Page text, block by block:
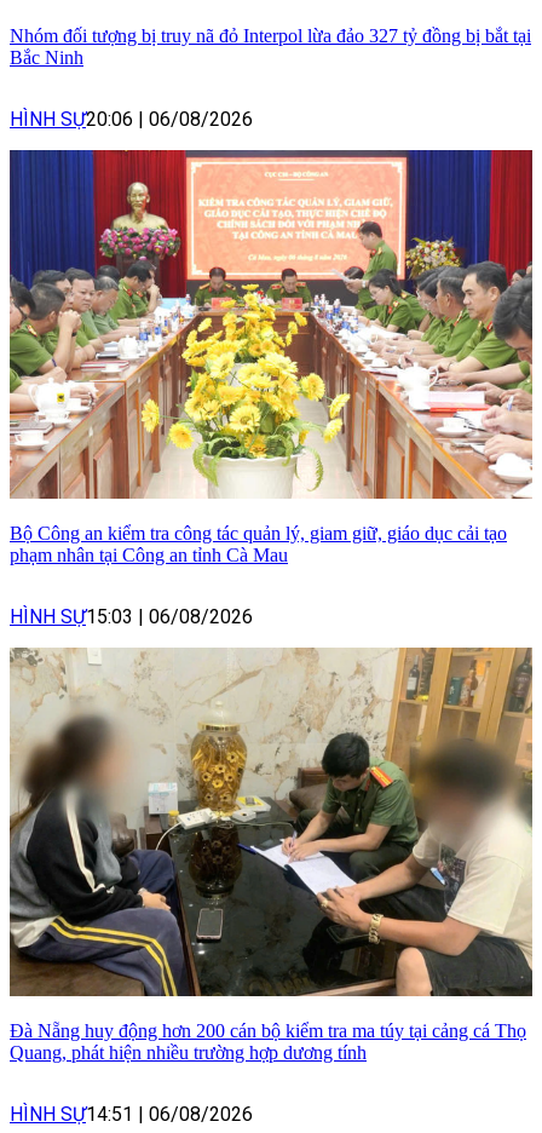
Nhóm đối tượng bị truy nã đỏ Interpol lừa đảo 327 tỷ đồng bị bắt tại
Bắc Ninh
HÌNH SỰ20:06 | 06/08/2026
Bộ Công an kiểm tra công tác quản lý, giam giữ, giáo dục cải tạo
phạm nhân tại Công an tỉnh Cà Mau
HÌNH SỰ15:03 | 06/08/2026
Đà Nẵng huy động hơn 200 cán bộ kiểm tra ma túy tại cảng cá Thọ
Quang, phát hiện nhiều trường hợp dương tính
HÌNH SỰ14:51 | 06/08/2026